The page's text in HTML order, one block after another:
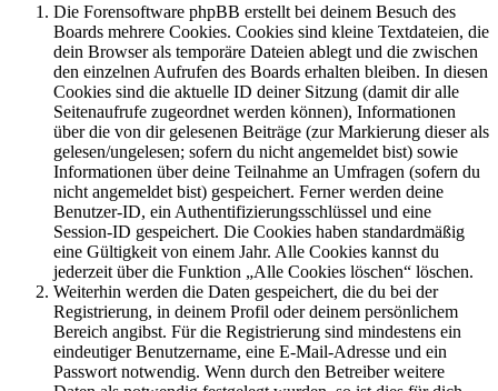
Die Forensoftware phpBB erstellt bei deinem Besuch des
Boards mehrere Cookies. Cookies sind kleine Textdateien, die
dein Browser als temporäre Dateien ablegt und die zwischen
den einzelnen Aufrufen des Boards erhalten bleiben. In diesen
Cookies sind die aktuelle ID deiner Sitzung (damit dir alle
Seitenaufrufe zugeordnet werden können), Informationen
über die von dir gelesenen Beiträge (zur Markierung dieser als
gelesen/ungelesen; sofern du nicht angemeldet bist) sowie
Informationen über deine Teilnahme an Umfragen (sofern du
nicht angemeldet bist) gespeichert. Ferner werden deine
Benutzer-ID, ein Authentifizierungsschlüssel und eine
Session-ID gespeichert. Die Cookies haben standardmäßig
eine Gültigkeit von einem Jahr. Alle Cookies kannst du
jederzeit über die Funktion „Alle Cookies löschen“ löschen.
Weiterhin werden die Daten gespeichert, die du bei der
Registrierung, in deinem Profil oder deinem persönlichem
Bereich angibst. Für die Registrierung sind mindestens ein
eindeutiger Benutzername, eine E-Mail-Adresse und ein
Passwort notwendig. Wenn durch den Betreiber weitere